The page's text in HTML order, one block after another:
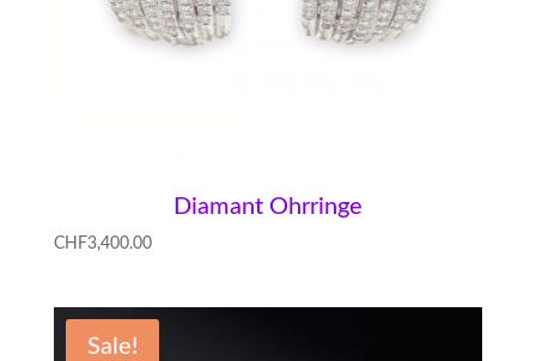
Diamant Ohrringe
CHF3,400.00
Sale!